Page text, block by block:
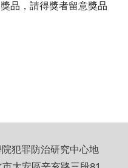
品，請得獎者留意獎品
犯罪防治研究中心地